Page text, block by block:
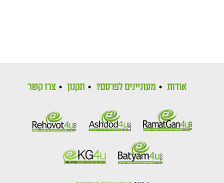
אודות מעוניינים לפרסם? תקנון צרו קשר